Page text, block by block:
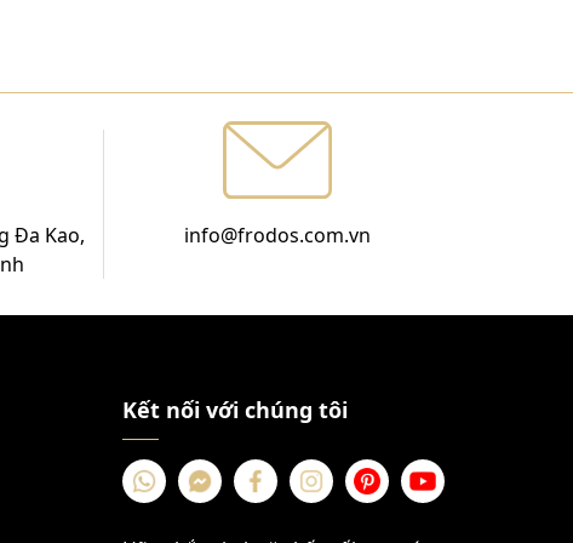
Đa Kao,
info@frodos.com.vn
Kết nối với chúng tôi